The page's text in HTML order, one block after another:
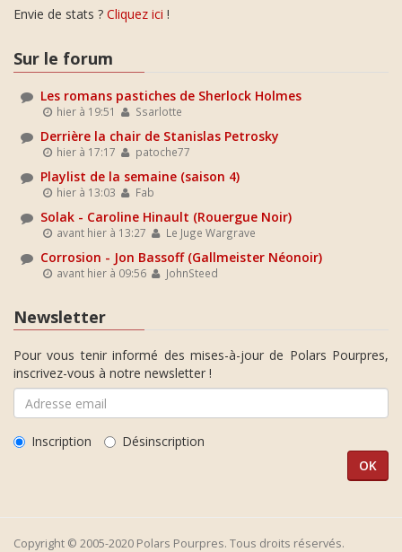
Envie de stats ? Cliquez ici !
Sur le forum
Les romans pastiches de Sherlock Holmes
hier à 19:51 Ssarlotte
Derrière la chair de Stanislas Petrosky
hier à 17:17 patoche77
Playlist de la semaine (saison 4)
hier à 13:03 Fab
Solak - Caroline Hinault (Rouergue Noir)
avant hier à 13:27 Le Juge Wargrave
Corrosion - Jon Bassoff (Gallmeister Néonoir)
avant hier à 09:56 JohnSteed
Newsletter
Pour vous tenir informé des mises-à-jour de Polars Pourpres,
inscrivez-vous à notre newsletter !
Inscription Désinscription
Copyright © 2005-2020 Polars Pourpres. Tous droits réservés.